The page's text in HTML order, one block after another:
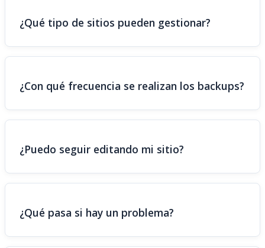
¿Qué tipo de sitios pueden gestionar?
¿Con qué frecuencia se realizan los backups?
¿Puedo seguir editando mi sitio?
¿Qué pasa si hay un problema?